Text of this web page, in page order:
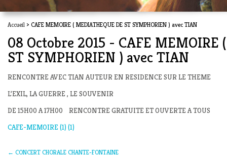
Accueil > CAFE MEMOIRE ( MEDIATHEQUE DE ST SYMPHORIEN ) avec TIAN
08 Octobre 2015 - CAFE MEMOIRE
ST SYMPHORIEN ) avec TIAN
RENCONTRE AVEC TIAN AUTEUR EN RESIDENCE SUR LE THEME
L’EXIL, LA GUERRE , LE SOUVENIR
DE 15H00 A 17H00 RENCONTRE GRATUITE ET OUVERTE A TOUS
CAFE-MEMOIRE (1) (1)
← CONCERT CHORALE CHANTE-FONTAINE